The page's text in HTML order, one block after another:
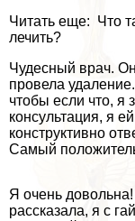
Читать еще: Что
лечить?
Чудесный врач.
провела
чтобы если что, я
консультация, я
конструктивно
Самый
Я очень
рассказала, я с